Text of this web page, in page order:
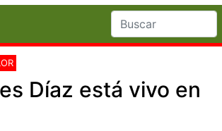
Díaz está vivo en